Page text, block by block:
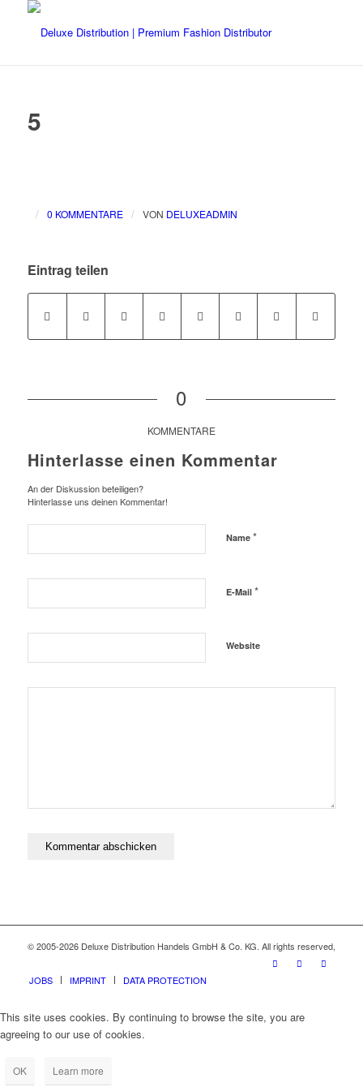
5
/ 0 KOMMENTARE / VON DELUXEADMIN
Eintrag teilen
0
KOMMENTARE
Hinterlasse einen Kommentar
An der Diskussion beteiligen?
Hinterlasse uns deinen Kommentar!
Name *
E-Mail *
Website
© 2005-2026 Deluxe Distribution Handels GmbH & Co. KG. All rights reserved,
JOBS IMPRINT DATA PROTECTION
This site uses cookies. By continuing to browse the site, you are
agreeing to our use of cookies.
OK Learn more